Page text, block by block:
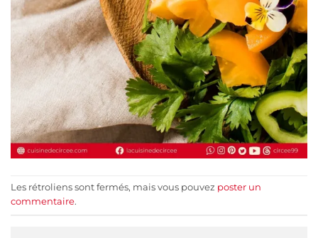
Les rétroliens sont fermés, mais vous pouvez poster un
commentaire.